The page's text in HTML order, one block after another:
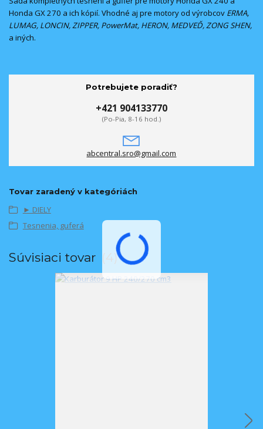
Honda GX 270 a ich kópií. Vhodné aj pre motory od výrobcov ERMA,
LUMAG, LONCIN, ZIPPER, PowerMat, HERON, MEDVEĎ, ZONG SHEN,
a iných.
Potrebujete poradiť?
+421 904133770
(Po-Pia, 8-16 hod.)
abcentral.sro@gmail.com
Tovar zaradený v kategóriách
► DIELY
Tesnenia, guferá
Súvisiaci tovar 4